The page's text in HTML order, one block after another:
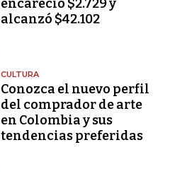
encareció $2.729 y
alcanzó $42.102
CULTURA
Conozca el nuevo perfil
del comprador de arte
en Colombia y sus
tendencias preferidas